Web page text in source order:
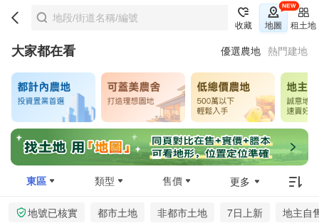
收藏 地圖 租土地
大家都在看 優選農地 熱門建地
東區 類型 售價 更多
地號已核實 都市土地 非都市土地 7日上新 地主自